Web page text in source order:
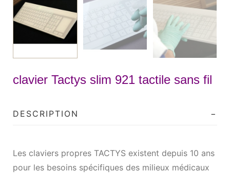
clavier Tactys slim 921 tactile sans fil
DESCRIPTION
Les claviers propres TACTYS existent depuis 10 ans
pour les besoins spécifiques des milieux médicaux